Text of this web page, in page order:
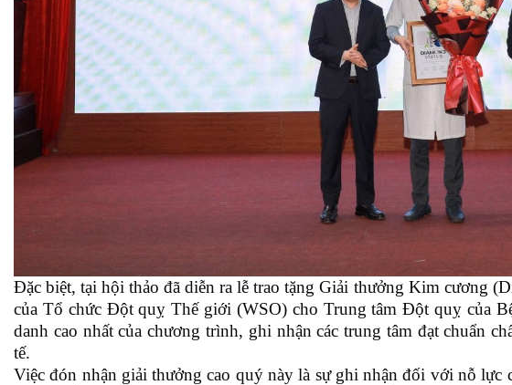
Đặc biệt, tại hội thảo đã diễn ra lễ trao tặng Giải thưởng Kim cương
của Tổ chức Đột quỵ Thế giới (WSO) cho Trung tâm Đột quỵ của
danh cao nhất của chương trình, ghi nhận các trung tâm đạt chuẩn
tế.
Việc đón nhận giải thưởng cao quý này là sự ghi nhận đối với nỗ lực